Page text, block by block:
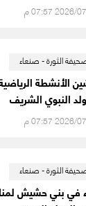
29 07:57 م
الثورة - صنعاء
الأنشطة
النبوي الشريف
29 07:57 م
الثورة - صنعاء
في بني حشيش